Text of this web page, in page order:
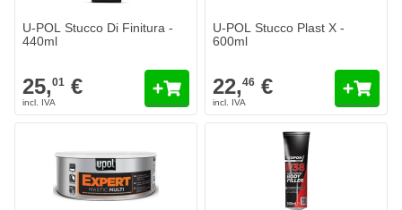
U-POL Stucco Di Finitura -
440ml
25,01 €
U-POL Stucco Plast X -
600ml
22,46 €